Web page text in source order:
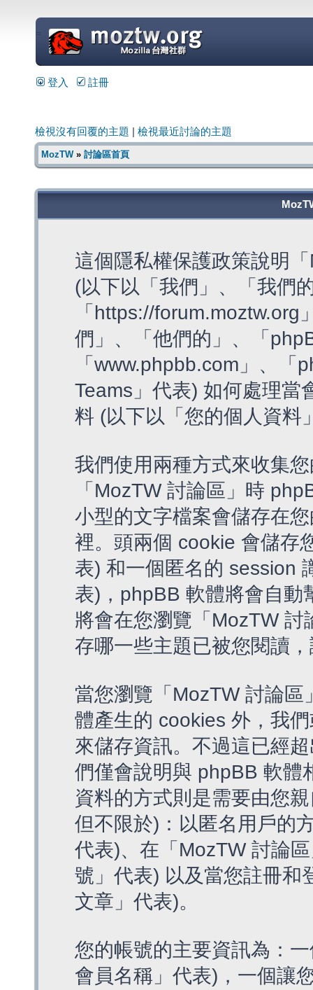
=
登入 註冊
檢視沒有回覆的主題 檢視最近討論的主題
MozTW» 討論區首頁
這個隱私權保護政策說明
(以下以「我們」、「我們
「https://
們」、「他們的」、「
「www.phpbb.com」、
Teams」代表) 如何處理當
料 (以下以「您的個人資料
我們使用兩種方式來收集
「MozTW 討論區」時
小型的文字檔案會儲存在
裡。頭兩個 cookie 會儲存
表) 和一個匿名的 session
表)，phpBB 軟體將會自動
將會在您瀏覽「MozTW
存哪一些主題已被您閱讀
當您瀏覽「MozTW 討論
體產生的 cookies 外，我
來儲存資訊。不過這已經
們僅會說明與 phpBB 軟體
資料的方式則是需要由您
但不限於)：以匿名用戶的
代表)、在「MozTW 討論
號」代表) 以及當您註冊和
文章」代表)。
您的帳號的主要資訊為：
會員名稱」代表)，一個讓